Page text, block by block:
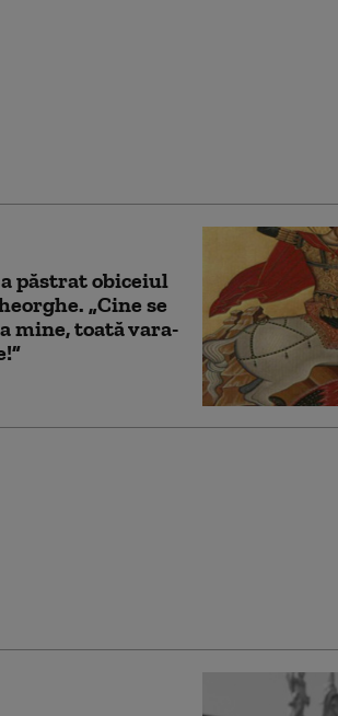
păstrat obiceiul
„Cine se
mine, toată vara-